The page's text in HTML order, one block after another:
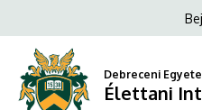
információk
a
tartalomra
Debreceni
Élettani